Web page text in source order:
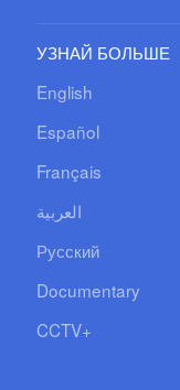
УЗНАЙ БОЛЬШЕ
English
Español
Français
العربية
Русский
Documentary
CCTV+